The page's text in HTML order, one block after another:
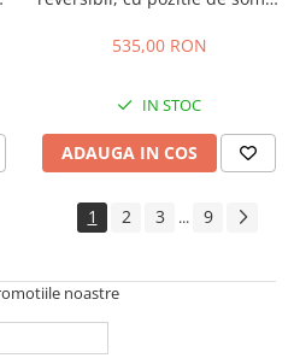
535,00 RON
IN STOC
ADAUGA IN COS
1 2 3 ... 9
noastre